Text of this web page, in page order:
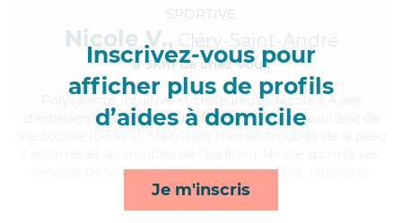
Inscrivez-vous pour
afficher plus de profils
d’aides à domicile
Je m'inscris
SPORTIVE
Nicole V., Cléry-Saint-André
à 5km de chez Vous
, intuitive et chaleureuse, Nicole a 4 ans
d'expérience et possède un diplôme d'État d'Auxiliaire de
services de toilette/habillage, lever/coucher, rappels et
ménage*